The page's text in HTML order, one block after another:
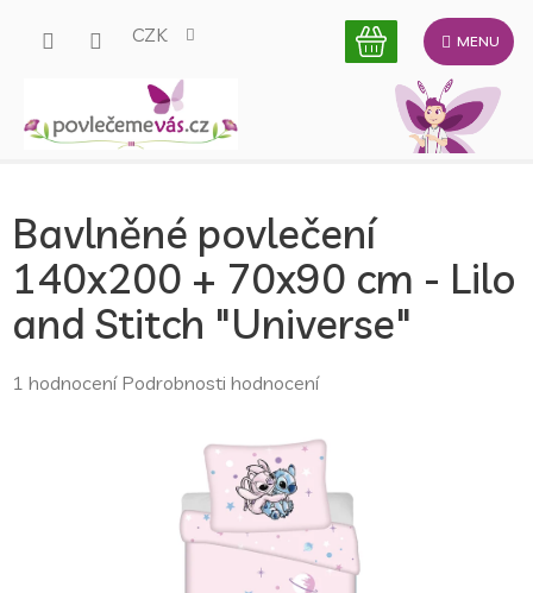
CZK
Bavlněné povlečení
140x200 + 70x90 cm - Lilo
and Stitch "Universe"
Průměrné
1 hodnocení Podrobnosti hodnocení